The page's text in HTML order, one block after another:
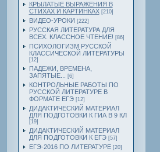
КРЫЛАТЫЕ ВЫРАЖЕНИЯ В
СТИХАХ И КАРТИНКАХ [210]
ВИДЕО-УРОКИ [222]
РУССКАЯ ЛИТЕРАТУРА ДЛЯ
ВСЕХ. КЛАССНОЕ ЧТЕНИЕ! [86]
ПСИХОЛОГИЗМ РУССКОЙ
КЛАССИЧЕСКОЙ ЛИТЕРАТУРЫ
[12]
ПАДЕЖИ, ВРЕМЕНА,
ЗАПЯТЫЕ...
[6]
КОНТРОЛЬНЫЕ РАБОТЫ ПО
РУССКОЙ ЛИТЕРАТУРЕ В
ФОРМАТЕ ЕГЭ [12]
ДИДАКТИЧЕСКИЙ МАТЕРИАЛ
ДЛЯ ПОДГОТОВКИ К ГИА В 9 КЛ
[19]
ДИДАКТИЧЕСКИЙ МАТЕРИАЛ
ДЛЯ ПОДГОТОВКИ К ЕГЭ [57]
ЕГЭ-2016 ПО ЛИТЕРАТУРЕ [20]